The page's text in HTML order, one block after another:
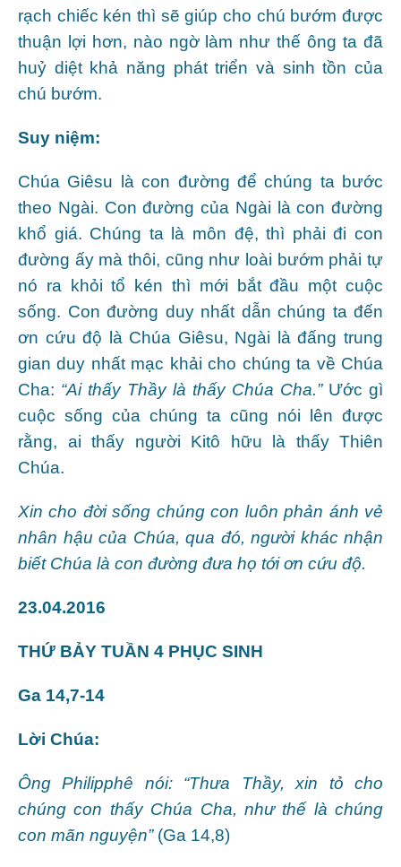
rạch chiếc kén thì sẽ giúp cho chú bướm được
thuận lợi hơn, nào ngờ làm như thế ông ta đã
huỷ diệt khả năng phát triển và sinh tồn của
chú bướm.
Suy niệm:
Chúa Giêsu là con đường để chúng ta bước
theo Ngài. Con đường của Ngài là con đường
khổ giá. Chúng ta là môn đệ, thì phải đi con
đường ấy mà thôi, cũng như loài bướm phải tự
nó ra khỏi tổ kén thì mới bắt đầu một cuộc
sống. Con đường duy nhất dẫn chúng ta đến
ơn cứu độ là Chúa Giêsu, Ngài là đấng trung
gian duy nhất mạc khải cho chúng ta về Chúa
Cha: “Ai thấy Thầy là thấy Chúa Cha.”Ước gì
cuộc sống của chúng ta cũng nói lên được
rằng, ai thấy người Kitô hữu là thấy Thiên
Chúa.
Xin cho đời sống chúng con luôn phản ánh vẻ
nhân hậu của Chúa, qua đó, người khác nhận
biết Chúa là con đường đưa họ tới ơn cứu độ.
23.04.2016
THỨ BẢY TUẦN 4 PHỤC SINH
Ga 14,7-14
Lời Chúa:
Ông Philipphê nói: “Thưa Thầy, xin tỏ cho
chúng con thấy Chúa Cha, như thế là chúng
con mãn nguyện” (Ga 14,8)